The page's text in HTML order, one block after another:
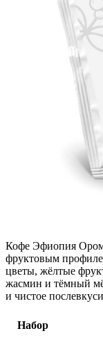
Кофе Эфиопия
фруктовым
цветы, жёлтые
жасмин и тёмный
и чистое
Набор